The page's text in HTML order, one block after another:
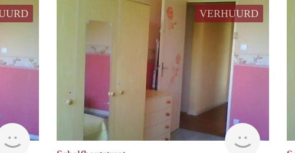
Hoeveel kost het om te
Wat is de privacyverklaring
Berekent KamersEindhoven
Alle veelgestelde vragen
VERHUURD